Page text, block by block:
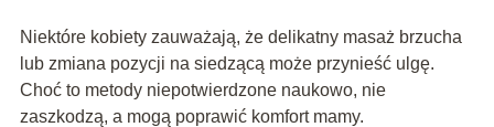
Niektóre kobiety zauważają, że delikatny masaż brzucha
lub zmiana pozycji na siedzącą może przynieść ulgę.
Choć to metody niepotwierdzone naukowo, nie
zaszkodzą, a mogą poprawić komfort mamy.